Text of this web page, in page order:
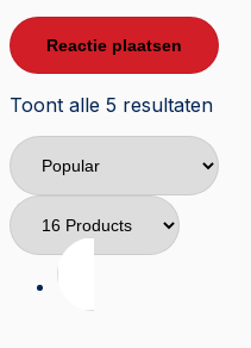
Toont alle 5 resultaten